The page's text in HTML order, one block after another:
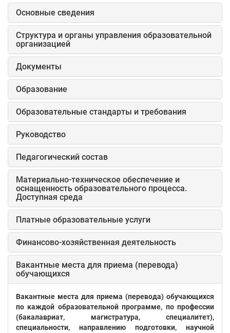
Основные сведения
Структура и органы управления образовательной
организацией
Документы
Образование
Образовательные стандарты и требования
Руководство
Педагогический состав
Материально-техническое обеспечение и
оснащенность образовательного процесса.
Доступная среда
Платные образовательные услуги
Финансово-хозяйственная деятельность
Вакантные места для приема (перевода)
обучающихся
Вакантные места для приема (перевода) обучающихся
по каждой образовательной программе, по профессии
(бакалавриат, магистратура, специалитет),
специальности, направлению подготовки, научной